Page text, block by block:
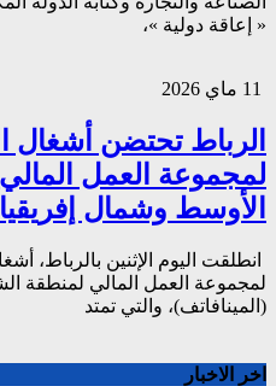
« إعاقة دولية »،
لمجموعة العمل
الأوسط وشمال إفريقيا
انطلقت اليوم الإثنين بالرباط،
لمجموعة العمل المالي لمنطقة
(المينافاتف)، والتي تمتد
اخر الاخبار